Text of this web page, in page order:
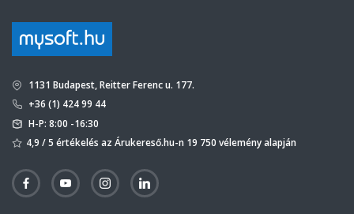
1131 Budapest, Reitter Ferenc u. 177.
+36 (1) 424 99 44
H-P: 8:00 -16:30
4,9 / 5 értékelés az Árukereső.hu-n 19 750 vélemény alapján